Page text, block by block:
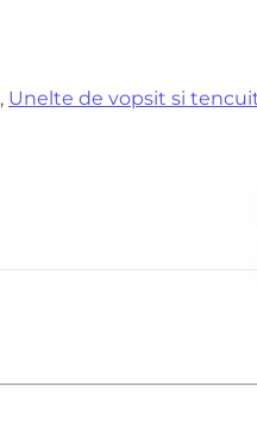
si
, Unelte de vopsit si